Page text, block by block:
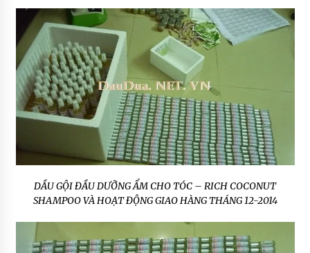
DẦU GỘI ĐẦU DƯỠNG ẨM CHO TÓC – RICH COCONUT
SHAMPOO VÀ HOẠT ĐỘNG GIAO HÀNG THÁNG 12-2014